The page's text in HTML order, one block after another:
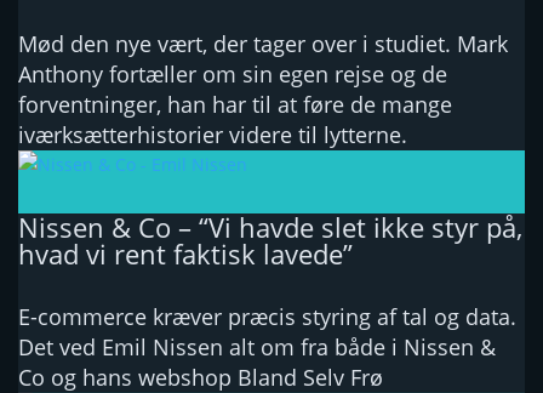
Mød den nye vært, der tager over i studiet. Mark
Anthony fortæller om sin egen rejse og de
forventninger, han har til at føre de mange
iværksætterhistorier videre til lytterne.
Nissen & Co – “Vi havde slet ikke styr på,
hvad vi rent faktisk lavede”
E-commerce kræver præcis styring af tal og data.
Det ved Emil Nissen alt om fra både i Nissen &
Co og hans webshop Bland Selv Frø